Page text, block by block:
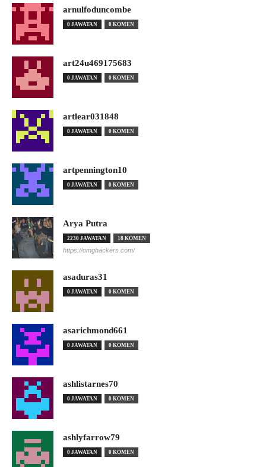
arnulfoduncombe
0 JAWATAN 0 KOMEN
art24u469175683
0 JAWATAN 0 KOMEN
artlear031848
0 JAWATAN 0 KOMEN
artpennington10
0 JAWATAN 0 KOMEN
Arya Putra
2230 JAWATAN 18 KOMEN
https://omghackers.com/
asaduras31
0 JAWATAN 0 KOMEN
asarichmond661
0 JAWATAN 0 KOMEN
ashlistarnes70
0 JAWATAN 0 KOMEN
ashlyfarrow79
0 JAWATAN 0 KOMEN